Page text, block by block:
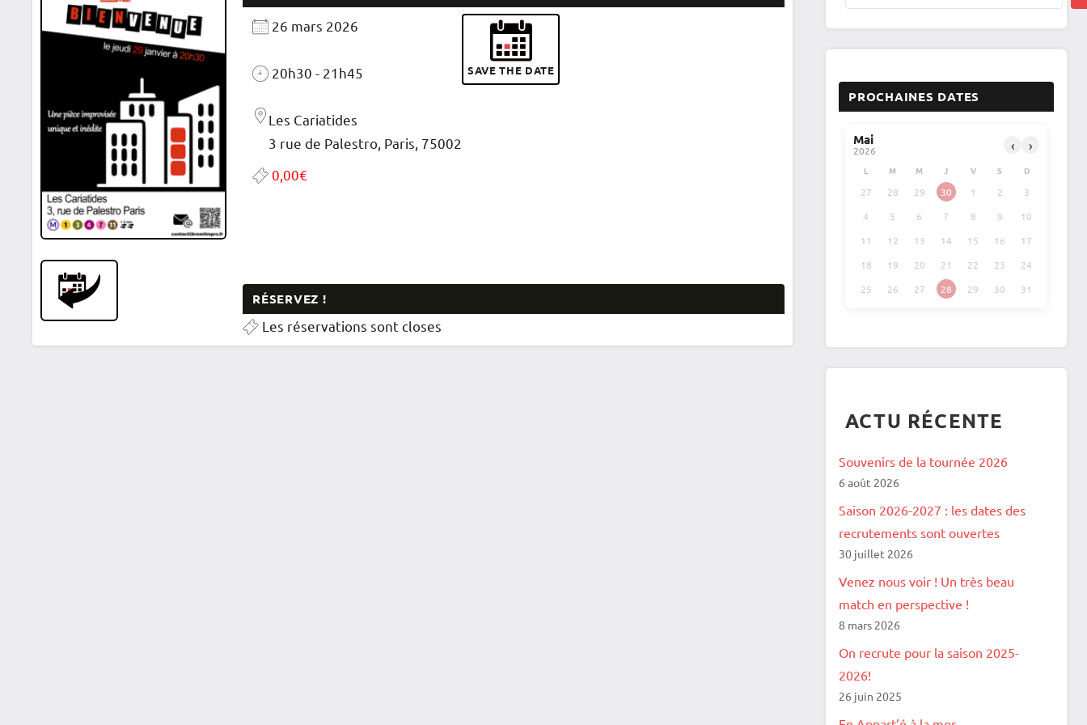
26 mars 2026
20h30 - 21h45
Les Cariatides
3 rue de Palestro, Paris, 75002
0,00€
SAVE THE DATE
RÉSERVEZ !
Les réservations sont closes
PROCHAINES DATES
Mai
2026 ‹ ›
L M M J V S D
27 28 29 30 1 2
3
4
5 6 7 8 9
10
11
12 13 14 15 16
17
18
19 20 21 22 23
24
25
26 27 28 29 30 31
ACTU RÉCENTE
Souvenirs de la tournée 2026
6 août 2026
Saison 2026-2027 : les dates des
recrutements sont ouvertes
30 juillet 2026
Venez nous voir ! Un très beau
match en perspective !
8 mars 2026
On recrute pour la saison 2025-
2026!
26 juin 2025